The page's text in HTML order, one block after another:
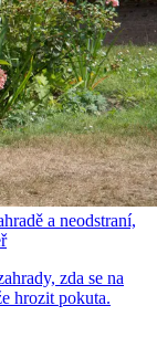
a neodstraní,
zda se na
hrozit pokuta.